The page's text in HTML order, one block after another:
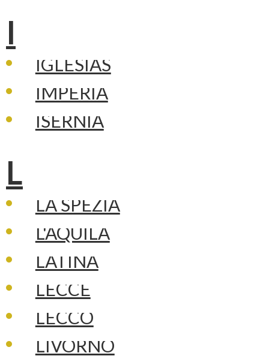
I
IGLESIAS
IMPERIA
ISERNIA
L
LA SPEZIA
L'AQUILA
LATINA
LECCE
LECCO
LIVORNO